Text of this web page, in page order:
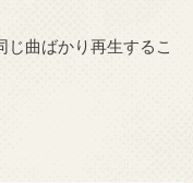
曲ばかり再生するこ